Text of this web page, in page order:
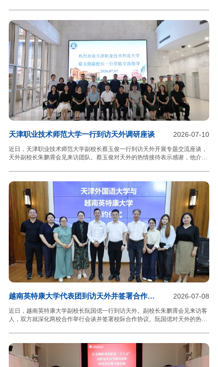
重量，用炽热的赤诚书写山海之间的温情。今年4月底，一通来自天津市红十
字事务中心的电话，打破了小媛同学平静的生活——“您与一名血液病患者配型
成功，是否愿意捐献？”此时，距离她报名加入中华骨髓库，已过去一年半。作
为一名曾经的校红十字会副会长，她比谁都清楚“配型成功”四个字的含金量：
这是万分之一的概率，更是一场与时间的赛跑
2026-07-10
天津职业技术师范大学一行到访天外调研座谈
近日，天津职业技术师范大学副校长蔡玉俊一行到访天外开展专题交流座谈，
天外副校长朱鹏霄会见来访团队。蔡玉俊对天外的热情接待表示感谢，他介绍
人才培养、产业学院实践中的成熟做法，破解本校教学改革难点。朱鹏霄对天
津职业技术师范大学一行来访表示热烈欢迎，他指出，两校均扎根天津、服务
区域产业发展，在外语专业建设、应用型人才培育、产教融合改革等领域存在
诸多共通议题，期待以本次座谈为契机互学先进经验，探索长效协同育人合作
路径。天外教务处围绕复合型人才培养体系、辅修微专业以及校
2026-07-08
越南英特康大学代表团到访天外并签署合作协
近日，越南英特康大学副校长阮国偲一行到访天外。副校长朱鹏霄会见来访客
人，双方就深化两校合作举行会谈并签署校际合作协议。阮国偲对天外的热情
他提出，将推进越南留学生规模化、建制化赴天外研学进修，打通学生常态化
交流通道，拓宽越南学子来华学习深造渠道。朱鹏霄对阮国偲一行表示热烈欢
迎，并向代表团介绍学校办学特色与国际交流成果。他表示，天外多年来致力
于国际化人才培养与中外人文交流，具备成熟的国际中文教育体系，期待两校